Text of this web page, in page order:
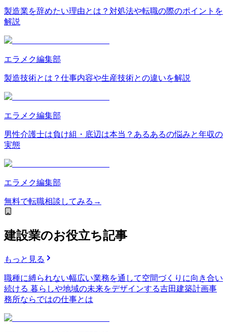
製造業を辞めたい理由とは？対処法や転職の際のポイントを
解説
エラメク編集部
製造技術とは？仕事内容や生産技術との違いを解説
エラメク編集部
男性介護士は負け組・底辺は本当？あるあるの悩みと年収の
実態
エラメク編集部
無料で転職相談 してみる →
建設業のお役立ち記事
もっと見る
職種に縛られない幅広い業務を通して空間づくりに向き合い
続ける 暮らしや地域の未来をデザインする吉田建築計画事
務所ならではの仕事とは